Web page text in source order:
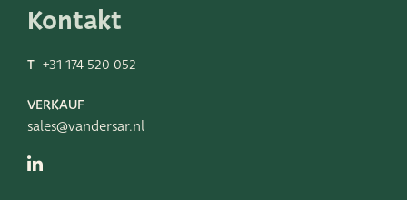
Kontakt
T +31 174 520 052
VERKAUF
sales@vandersar.nl